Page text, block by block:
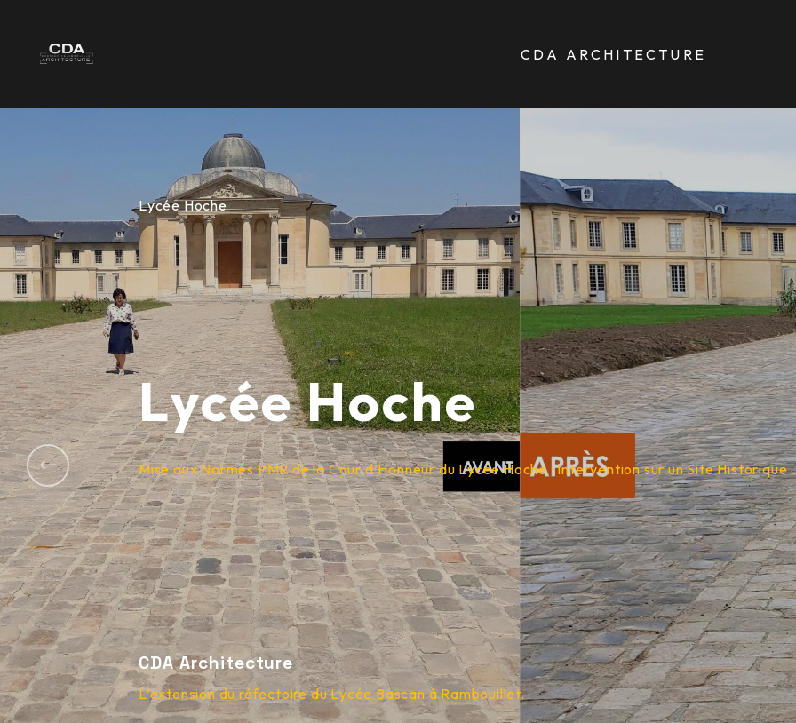
CDA ARCHITECTURE
contenu du site non accessible depuis le menu de navigation haut
Lycée Hoche
Lycée Hoche
Mise aux Normes PMR de la Cour d’Honneur du Lycée Hoche : Intervention sur un Site Historique
CDA Architecture
L’extension du réfectoire du Lycée Bascan à Rambouillet.
Previous